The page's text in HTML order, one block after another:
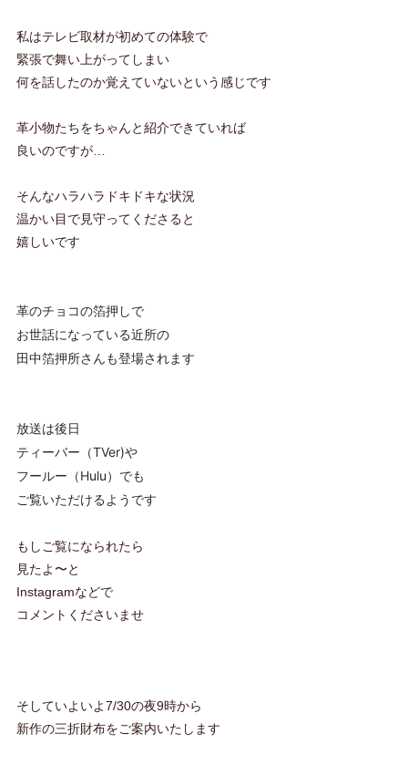
私はテレビ取材が初めての体験で
緊張で舞い上がってしまい
何を話したのか覚えていないという感じです
革小物たちをちゃんと紹介できていれば
良いのですが…
そんなハラハラドキドキな状況
温かい目で見守ってくださると
嬉しいです
革のチョコの箔押しで
お世話になっている近所の
田中箔押所さんも登場されます
放送は後日
ティーバー（TVer)や
フールー（Hulu）でも
ご覧いただけるようです
もしご覧になられたら
見たよ〜と
Instagramなどで
コメントくださいませ
そしていよいよ7/30の夜9時から
新作の三折財布をご案内いたします